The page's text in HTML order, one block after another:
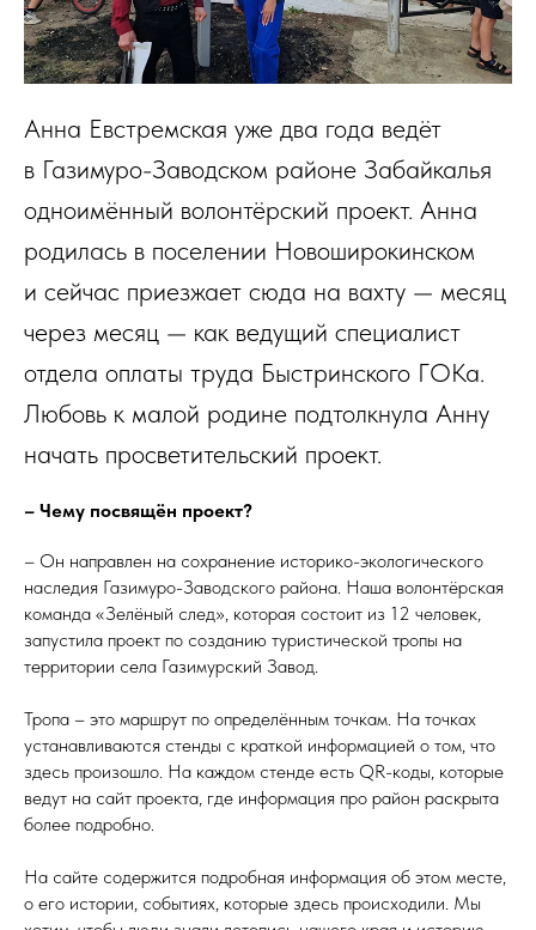
Анна Евстремская уже два года ведёт
в Газимуро-Заводском районе Забайкалья
одноимённый волонтёрский проект. Анна
родилась в поселении Новоширокинском
и сейчас приезжает сюда на вахту — месяц
через месяц — как ведущий специалист
отдела оплаты труда Быстринского ГОКа.
Любовь к малой родине подтолкнула Анну
начать просветительский проект.
– Чему посвящён проект?
– Он направлен на сохранение историко-экологического
наследия Газимуро-Заводского района. Наша волонтёрская
команда «Зелёный след», которая состоит из 12 человек,
запустила проект по созданию туристической тропы на
территории села Газимурский Завод.
Тропа – это маршрут по определённым точкам. На точках
устанавливаются стенды с краткой информацией о том, что
здесь произошло. На каждом стенде есть QR-коды, которые
ведут на сайт проекта, где информация про район раскрыта
более подробно.
На сайте содержится подробная информация об этом месте,
о его истории, событиях, которые здесь происходили. Мы